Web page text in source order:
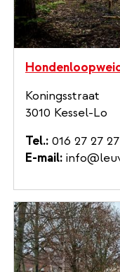
Koningsstraat
3010 Kessel-Lo
Tel. 016 27 27 27
E-mail